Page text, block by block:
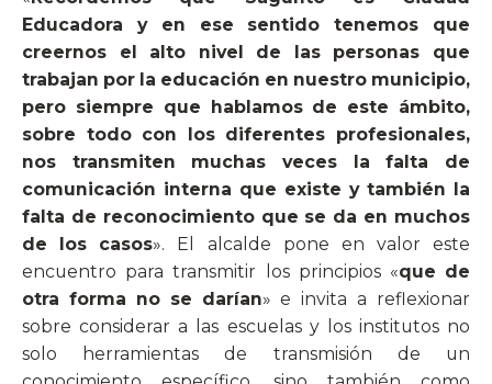
Educadora y en ese sentido tenemos que
creernos el alto nivel de las personas que
trabajan por la educación en nuestro municipio,
pero siempre que hablamos de este ámbito,
sobre todo con los diferentes profesionales,
nos transmiten muchas veces la falta de
comunicación interna que existe y también la
falta de reconocimiento que se da en muchos
de los casos». El alcalde pone en valor este
encuentro para transmitir los principios «que de
otra forma no se darían» e invita a reflexionar
sobre considerar a las escuelas y los institutos no
solo herramientas de transmisión de un